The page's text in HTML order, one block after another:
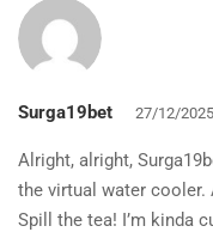
Surga19bet 27/12/2025
Alright, alright,
the virtual water cooler.
Spill the tea! I’m kinda